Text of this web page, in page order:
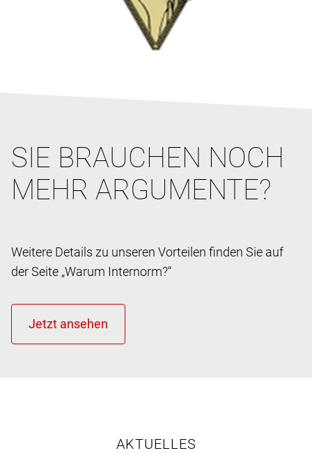
SIE BRAUCHEN NOCH
MEHR ARGUMENTE?
Weitere Details zu unseren Vorteilen finden Sie auf
der Seite „Warum Internorm?“
AKTUELLES